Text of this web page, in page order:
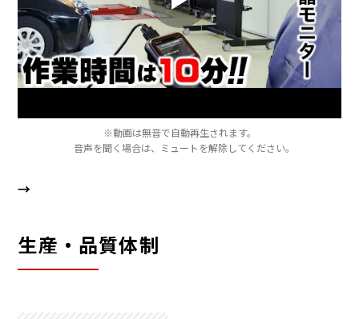
※動画は無音で自動再生されます。
音声を聞く場合は、ミュートを解除してください。
→
生産・品質体制